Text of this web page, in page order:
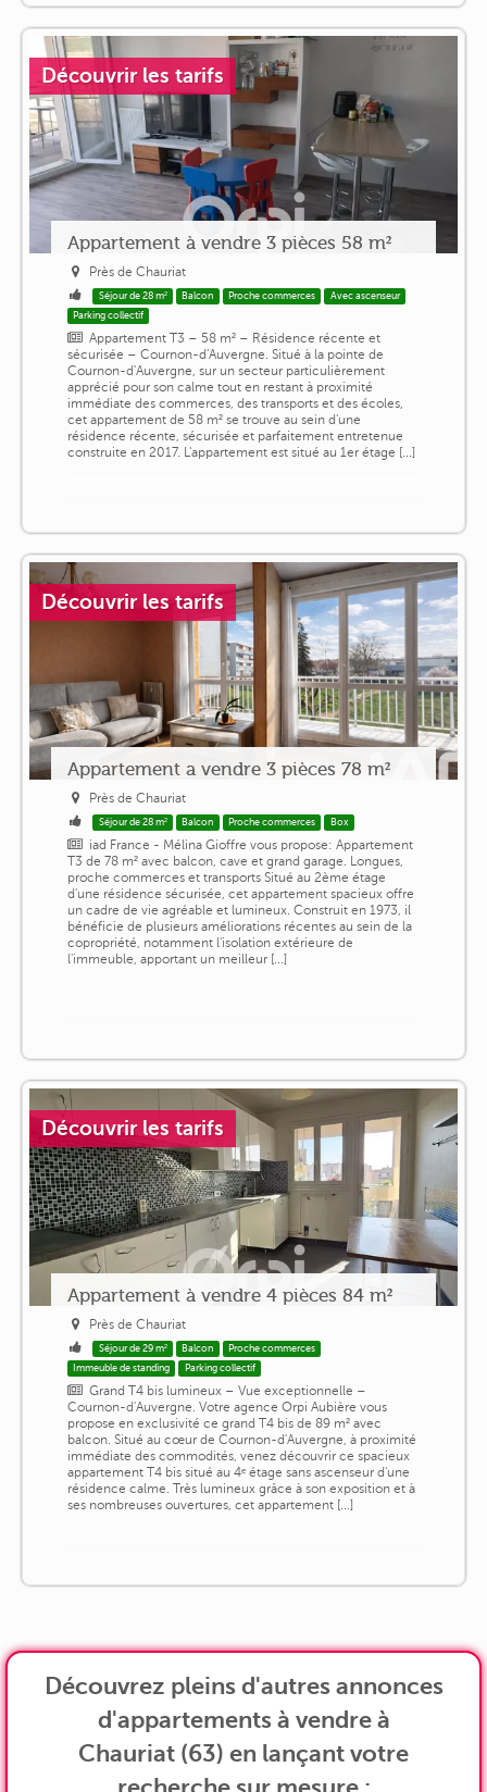
Découvrir les tarifs
Appartement à vendre 3 pièces 58 m²
Près de Chauriat
Séjour de 28 m² Balcon Proche commerces
Avec ascenseur
Parking collectif
Appartement T3 – 58 m² – Résidence récente et
sécurisée – Cournon-d'Auvergne. Situé à la pointe de
Cournon-d'Auvergne, sur un secteur particulièrement
apprécié pour son calme tout en restant à proximité
immédiate des commerces, des transports et des écoles,
cet appartement de 58 m² se trouve au sein d'une
résidence récente, sécurisée et parfaitement entretenue
construite en 2017. L'appartement est situé au 1er étage [...]
Découvrir les tarifs
Appartement a vendre 3 pièces 78 m²
Près de Chauriat
Séjour de 28 m² Balcon Proche commerces Box
iad France - Mélina Gioffre vous propose: Appartement
T3 de 78 m² avec balcon, cave et grand garage. Longues,
proche commerces et transports Situé au 2ème étage
d'une résidence sécurisée, cet appartement spacieux offre
un cadre de vie agréable et lumineux. Construit en 1973, il
bénéficie de plusieurs améliorations récentes au sein de la
copropriété, notamment l'isolation extérieure de
l'immeuble, apportant un meilleur [...]
Découvrir les tarifs
Appartement à vendre 4 pièces 84 m²
Près de Chauriat
Séjour de 29 m² Balcon
Proche commerces
Immeuble de standing
Parking collectif
Grand T4 bis lumineux – Vue exceptionnelle –
Cournon-d'Auvergne. Votre agence Orpi Aubière vous
propose en exclusivité ce grand T4 bis de 89 m² avec
balcon. Situé au cœur de Cournon-d'Auvergne, à proximité
immédiate des commodités, venez découvrir ce spacieux
appartement T4 bis situé au 4ᵉ étage sans ascenseur d'une
résidence calme. Très lumineux grâce à son exposition et à
ses nombreuses ouvertures, cet appartement [...]
Découvrez pleins d'autres annonces
d'appartements à vendre à
Chauriat (63) en lançant votre